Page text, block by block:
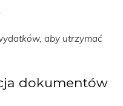
aby utrzymać
dokumentów